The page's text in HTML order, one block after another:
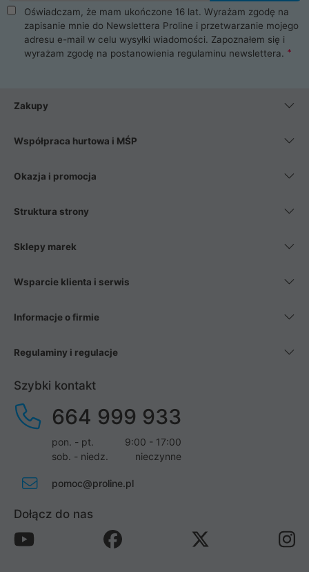
takie jak procesory, karty graficzne, płyty główne, pamięci,
dyski SSD, M.2 oraz HDD. Nasi pracownicy pomogą Ci wybrać
najlepszy zasilacz komputerowy oraz obudowę do komputera.
Poza komputerami mamy również najlepsze na rynku
Smartfony takich producentów jak Xiaomi, Apple, Samsung i
wentylatory. Na koniec mając już to wszystko, możesz
Oświadczam, że mam ukończone 16 lat. Wyrażam zgodę na
zapisanie mnie do Newslettera Proline i przetwarzanie mojego
adresu e-mail w celu wysyłki wiadomości. Zapoznałem się i
wyrażam zgodę na postanowienia regulaminu newslettera.
Zakupy
Współpraca hurtowa i MŚP
Okazja i promocja
Struktura strony
Sklepy marek
Wsparcie klienta i serwis
Informacje o firmie
Regulaminy i regulacje
Szybki kontakt
664 999 933
pon. - pt.
9:00 - 17:00
sob. - niedz.
nieczynne
pomoc@proline.pl
Dołącz do nas